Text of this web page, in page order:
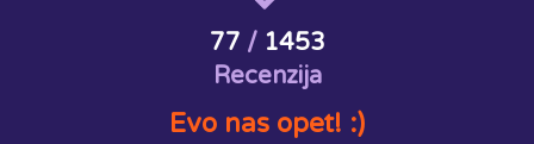
77 / 1453
Recenzija
Evo nas opet! :)